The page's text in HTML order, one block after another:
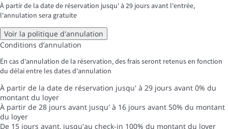
À partir de la date de réservation jusqu' à 29 jours avant l'entrée,
l'annulation sera gratuite
Voir la politique d'annulation
Conditions d’annulation
En cas d'annulation de la réservation, des frais seront retenus en fonction
du délai entre les dates d'annulation
À partir de la date de réservation jusqu' à 29 jours avant 0% du
montant du loyer
À partir de 28 jours avant jusqu' à 16 jours avant 50% du montant
du loyer
De 15 jours avant, jusqu'au check-in 100% du montant du loyer